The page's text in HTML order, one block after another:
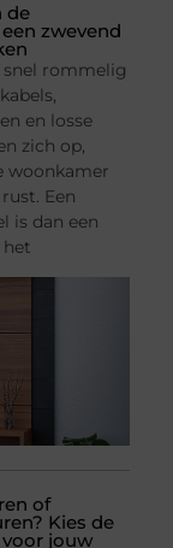
de
zwevend
snel rommelig
en losse
zich op,
woonkamer
Een
is dan een
of
Kies de
jouw